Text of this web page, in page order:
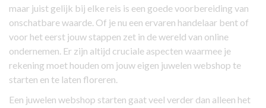
maar juist gelijk bij elke reis is een goede voorbereiding van
onschatbare waarde. Of je nu een ervaren handelaar bent of
voor het eerst jouw stappen zet in de wereld van online
ondernemen. Er zijn altijd cruciale aspecten waarmee je
rekening moet houden om jouw eigen juwelen webshop te
starten en te laten floreren.
Een juwelen webshop starten gaat veel verder dan alleen het